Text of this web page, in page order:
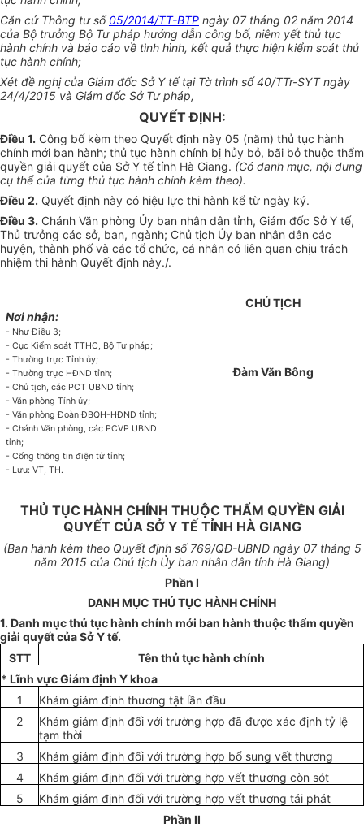
Căn cứ Thông tư số05/2014/TT-BTP ngày 07 tháng 02 năm 2014
của Bộ trưởng Bộ Tư pháp hướng dẫn công bố, niêm yết thủ tục
hành chính và báo cáo về tình hình, kết quả thực hiện kiểm soát thủ
tục hành chính;
Xét đề nghị của Giám đốc Sở Y tế tại Tờ trình số 40/TTr-SYT ngày
24/4/2015 và Giám đốc SởTư pháp,
QUYẾT ĐỊNH:
Điều 1. Công bố kèm theo Quyết định này 05 (năm) thủ tục hành
chính mới ban hành; thủ tục hành chính bị hủy bỏ, bãi bỏ thuộc thẩm
quyền giải quyết của Sở Y tế tỉnh Hà Giang. (Có danh mục, nội dung
cụ thể của từng thủ tục hành chính kèm theo).
Điều 2. Quyết định này có hiệu lực thi hành kể từ ngày ký.
Điều 3. Chánh Văn phòng Ủy ban nhân dân tỉnh, Giám đốc SởY tế,
Thủ trưởng các sở, ban, ngành; Chủ tịch Ủy ban nhân dân các
huyện, thành phố và các tổ chức, cá nhân có liên quan chịu trách
nhiệm thi hành Quyết định này./.
Nơi nhận:
- Như Điều 3;
-Cục Kiểm soát TTHC, Bộ Tư pháp;
-Thường trực Tỉnhủy;
-Thường trực HĐND tỉnh;
-Chủ tịch, các PCT UBND tỉnh;
-Văn phòng Tỉnh ủy;
-Văn phòng Đoàn ĐBQH-HĐND tỉnh;
-Chánh Văn phòng, các PCVP UBND
tỉnh;
-Cổng thông tin điện tử tỉnh;
- Lưu: VT, TH.
CHỦ TỊCH
Đàm Văn Bông
THỦ TỤC HÀNH CHÍNH THUỘC THẨM QUYỀN GIẢI
QUYẾT CỦA SỞ Y TẾ TỈNH HÀ GIANG
(Ban hành kèm theo Quyết định số 769/QĐ-UBND ngày 07 tháng 5
năm 2015 của Chủ tịch Ủy ban nhân dân tỉnh Hà Giang)
Phần I
DANH MỤC THỦ TỤC HÀNH CHÍNH
1. Danh mục thủ tục hành chính mới ban hành thuộc thẩm quyền
giải quyết của Sở Y tế.
STT
Tên thủ tục hành chính
* Lĩnh vựcGiám định Y khoa
1
Khám giám định thương tật lần đầu
2
Khám giám định đối với trường hợp đã được xác định tỷ lệ
tạm thời
3
Khám giám định đối với trường hợp bổ sung vết thương
4
Khám giám định đối với trường hợp vết thương còn sót
5
Khám giám định đối với trường hợp vết thương tái phát
Phần II